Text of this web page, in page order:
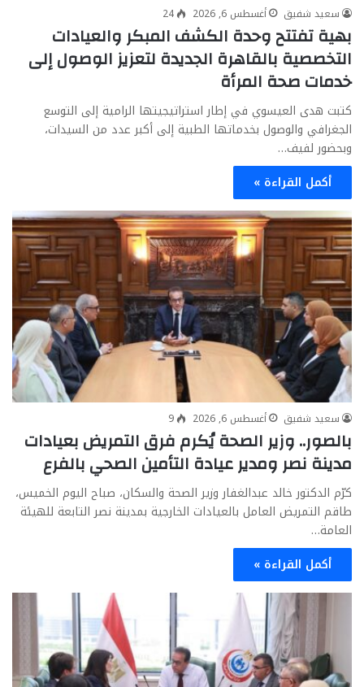
سعيد شفيق أغسطس 6, 2026 24
بهية تفتتح وحدة الكشف المبكر والعيادات
التخصصية بالقاهرة الجديدة لتعزيز الوصول إلى
خدمات صحة المرأة
كتبت هدى العيسوي في إطار استراتيجيتها الرامية إلى التوسع
الجغرافي والوصول بخدماتها الطبية إلى أكبر عدد من السيدات،
وبحضور لفيف…
أكمل القراءة »
سعيد شفيق أغسطس 6, 2026 9
بالصور.. وزير الصحة يُكرم فرق التمريض بعيادات
مدينة نصر ومدير عيادة التأمين الصحي بالفرع
كرّم الدكتور خالد عبدالغفار وزير الصحة والسكان، صباح اليوم الخميس،
طاقم التمريض العامل بالعيادات الخارجية بمدينة نصر التابعة للهيئة
العامة…
أكمل القراءة »